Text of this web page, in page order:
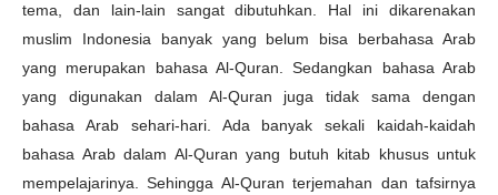
tema, dan lain-lain sangat dibutuhkan. Hal ini dikarenakan
muslim Indonesia banyak yang belum bisa berbahasa Arab
yang merupakan bahasa Al-Quran. Sedangkan bahasa Arab
yang digunakan dalam Al-Quran juga tidak sama dengan
bahasa Arab sehari-hari. Ada banyak sekali kaidah-kaidah
bahasa Arab dalam Al-Quran yang butuh kitab khusus untuk
mempelajarinya. Sehingga Al-Quran terjemahan dan tafsirnya